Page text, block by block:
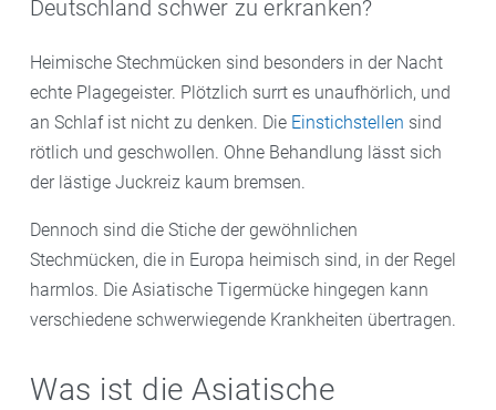
Deutschland schwer zu erkranken?
Heimische Stechmücken sind besonders in der Nacht
echte Plagegeister. Plötzlich surrt es unaufhörlich, und
an Schlaf ist nicht zu denken. Die Einstichstellen sind
rötlich und geschwollen. Ohne Behandlung lässt sich
der lästige Juckreiz kaum bremsen.
Dennoch sind die Stiche der gewöhnlichen
Stechmücken, die in Europa heimisch sind, in der Regel
harmlos. Die Asiatische Tigermücke hingegen kann
verschiedene schwerwiegende Krankheiten übertragen.
Was ist die Asiatische